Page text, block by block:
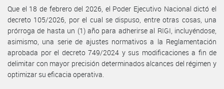
Que el 18 de febrero del 2026, el Poder Ejecutivo Nacional dictó el
decreto 105/2026, por el cual se dispuso, entre otras cosas, una
prórroga de hasta un (1) año para adherirse al RIGI, incluyéndose,
asimismo, una serie de ajustes normativos a la Reglamentación
aprobada por el decreto 749/2024 y sus modificaciones a fin de
delimitar con mayor precisión determinados alcances del régimen y
optimizar su eficacia operativa.